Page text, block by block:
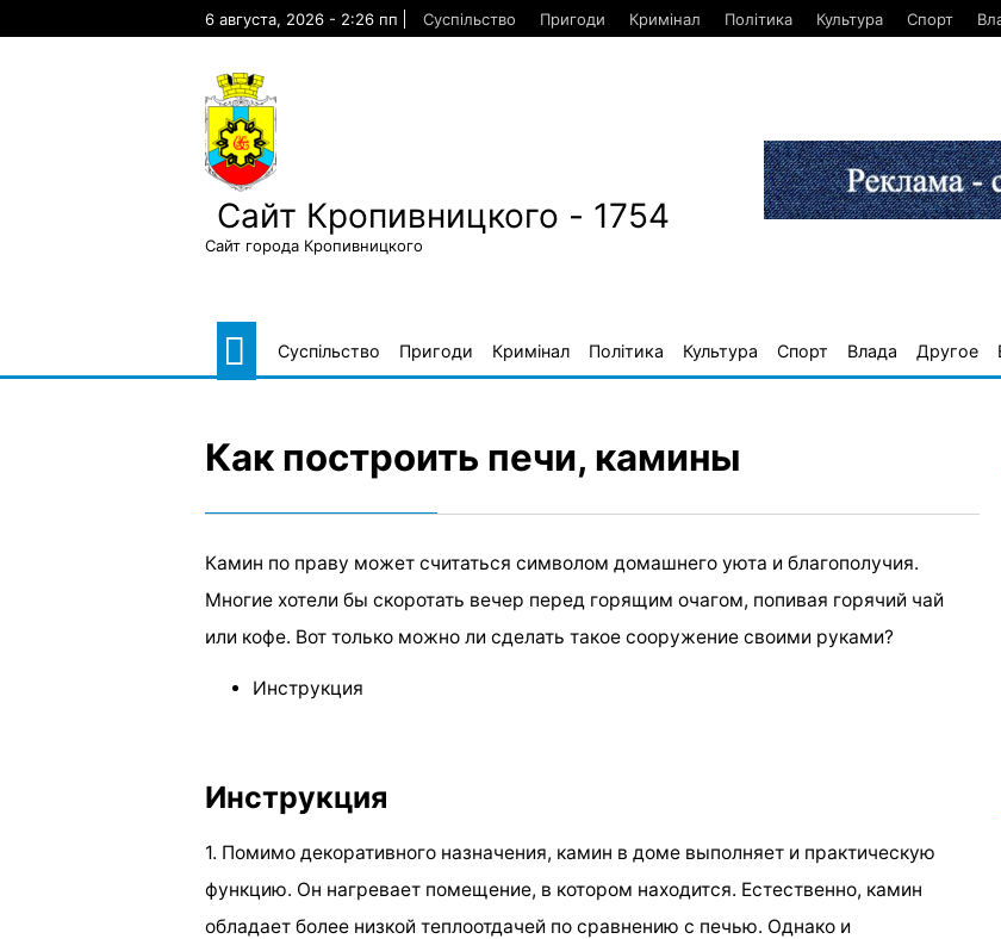
6 августа, 2026 - 2:26 пп Суспільство Пригоди Кримінал Політика Культура Спорт
Сайт Кропивницкого - 1754
Сайт города Кропивницкого
Суспільство Пригоди Кримінал Політика Культура Спорт Влада Другое
Как построить печи, камины
Камин по праву может считаться символом домашнего уюта и благополучия.
Многие хотели бы скоротать вечер перед горящим очагом, попивая горячий чай
или кофе. Вот только можно ли сделать такое сооружение своими руками?
Инструкция
Инструкция
1. Помимо декоративного назначения, камин в доме выполняет и практическую
функцию. Он нагревает помещение, в котором находится. Естественно, камин
обладает более низкой теплоотдачей по сравнению с печью. Однако и